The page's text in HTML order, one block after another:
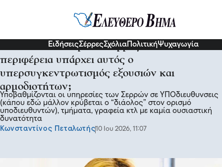
ΕιδήσειςΣέρρεςΣχόλια ΠολιτικήΨυχαγωγία
Κέλλυ Βαλταδώρου - Σέρρες: Σε ποια άλλη
περιφέρεια υπάρχει αυτός ο
υπερσυγκεντρωτισμός εξουσιών και
αρμοδιοτήτων;
Υποβαθμίζονται οι υπηρεσίες των Σερρών σε ΥΠΟδιευθυνσεις
(κάπου εδώ μάλλον κρύβεται ο “διάολος” στον ορισμό
υποδιευθυντών), τμήματα, γραφεία κτλ με καμία ουσιαστική
δυνατότητα
Κωνσταντίνος Πεταλωτής10 Ιου 2026, 11:07